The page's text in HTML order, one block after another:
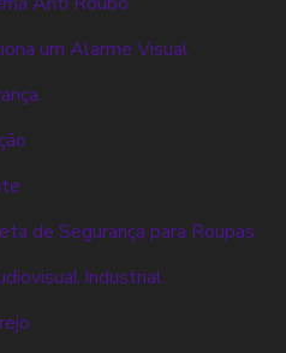
um Alarme Visual
de Segurança para Roupas
Industrial